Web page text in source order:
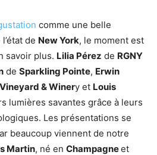
comme une belle
de New York, le moment est
savoir plus. Lilia Pérez de RGNY
de Sparkling Pointe, Erwin
& Winery et Louis
lumières savantes grâce à leurs
Les présentations se
beaucoup viennent de notre
Martin, né en Champagneet